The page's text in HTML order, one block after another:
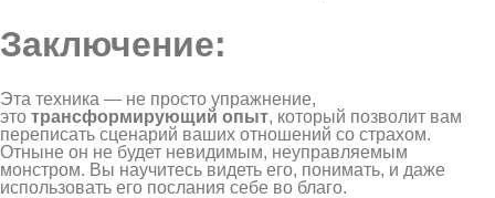
Заключение:
Эта техника — не просто упражнение,
это трансформирующий опыт, который позволит вам
переписать сценарий ваших отношений со страхом.
Отныне он не будет невидимым, неуправляемым
монстром. Вы научитесь видеть его, понимать, и даже
использовать его послания себе во благо.